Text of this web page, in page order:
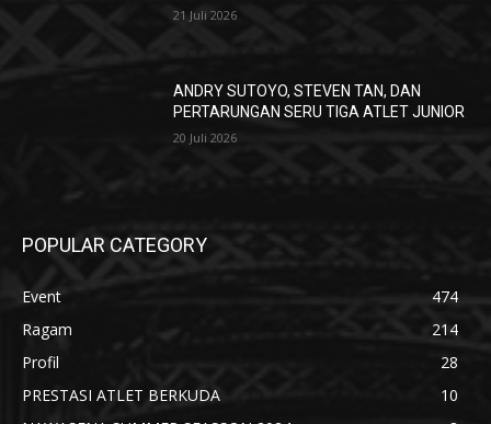
21 Juli 2026
ANDRY SUTOYO, STEVEN TAN, DAN
PERTARUNGAN SERU TIGA ATLET JUNIOR
20 Juli 2026
POPULAR CATEGORY
Event
474
Ragam
214
Profil
28
PRESTASI ATLET BERKUDA
10